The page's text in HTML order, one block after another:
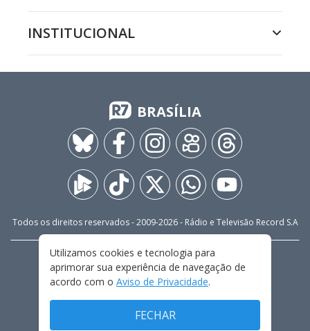
INSTITUCIONAL
BRASÍLIA
Todos os direitos reservados - 2009-2026- Rádio e Televisão Record S.A
FALE CONOSCO
PRIVACIDADE
TERMOS E CONDIÇÕES DE USO
Utilizamos cookies e tecnologia para
aprimorar sua experiência de navegação de
acordo com o Aviso de Privacidade.
FECHAR